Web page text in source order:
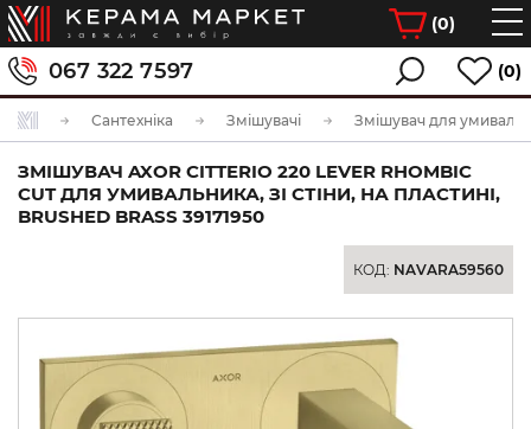
(0)
067 322 7597 (0)
Сантехніка Змішувачі Змішувач для
ЗМІШУВАЧ AXOR CITTERIO 220 LEVER RHOMBIC
CUT ДЛЯ УМИВАЛЬНИКА, ЗІ СТІНИ, НА ПЛАСТИНІ,
BRUSHED BRASS 39171950
КОД: NAVARA59560